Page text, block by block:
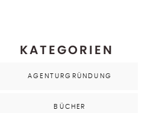
KATEGORIEN
AGENTURGRÜNDUNG
BÜCHER